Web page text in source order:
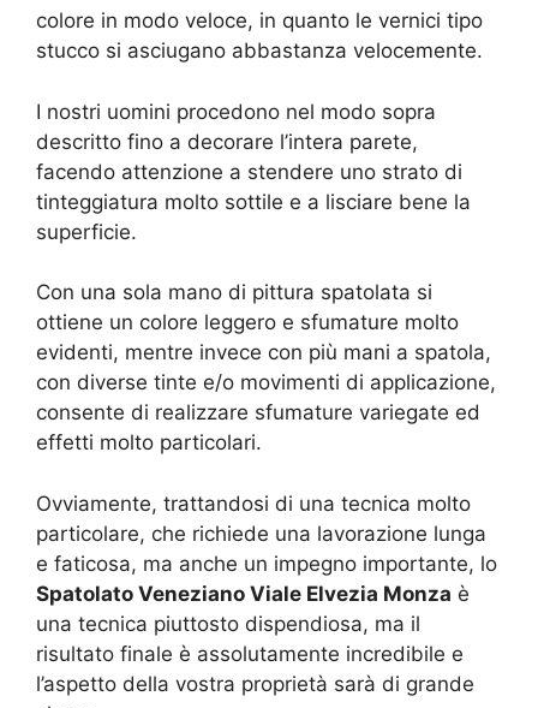
colore in modo veloce, in quanto le vernici tipo
stucco si asciugano abbastanza velocemente.
I nostri uomini procedono nel modo sopra
descritto fino a decorare l’intera parete,
facendo attenzione a stendere uno strato di
tinteggiatura molto sottile e a lisciare bene la
superficie.
Con una sola mano di pittura spatolata si
ottiene un colore leggero e sfumature molto
evidenti, mentre invece con più mani a spatola,
con diverse tinte e/o movimenti di applicazione,
consente di realizzare sfumature variegate ed
effetti molto particolari.
Ovviamente, trattandosi di una tecnica molto
particolare, che richiede una lavorazione lunga
e faticosa, ma anche un impegno importante, lo
Spatolato Veneziano Viale Elvezia Monza è
una tecnica piuttosto dispendiosa, ma il
risultato finale è assolutamente incredibile e
l’aspetto della vostra proprietà sarà di grande